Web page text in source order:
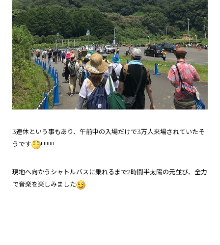
3連休という事もあり、午前中の入場だけで3万人来場されていたそ
うです
!!!!!!!!!
現地へ向かうシャトルバスに乗れるまで2時間半太陽の元並び、 全力
で音楽を楽しみました